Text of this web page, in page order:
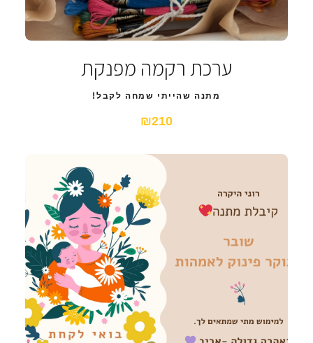
ערכת רקמה מפנקת
מתנה שהייתי שמחה לקבל!
₪210